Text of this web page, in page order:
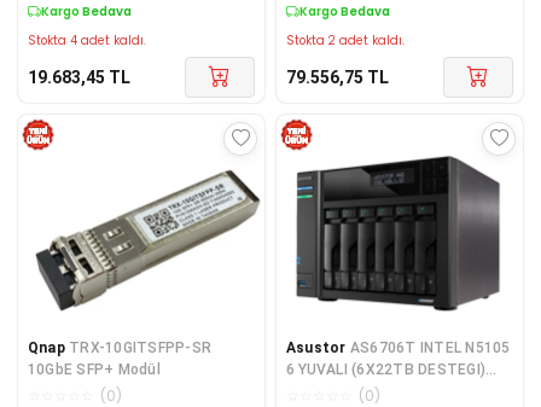
(Yedekleme) Cihazı
Kargo Bedava
Stokta 4 adet kaldı.
19.683,45 TL
Kargo Bedava
Stokta 2 adet kaldı.
79.556,75 TL
Qnap TRX-10GITSFPP-SR
10GbE SFP+ Modül
(0)
Asustor AS6706T INTEL N5105
6 YUVALI (6X22TB DESTEGI)
8GB DDR4(16GB RAM DESTEGI)
(0)